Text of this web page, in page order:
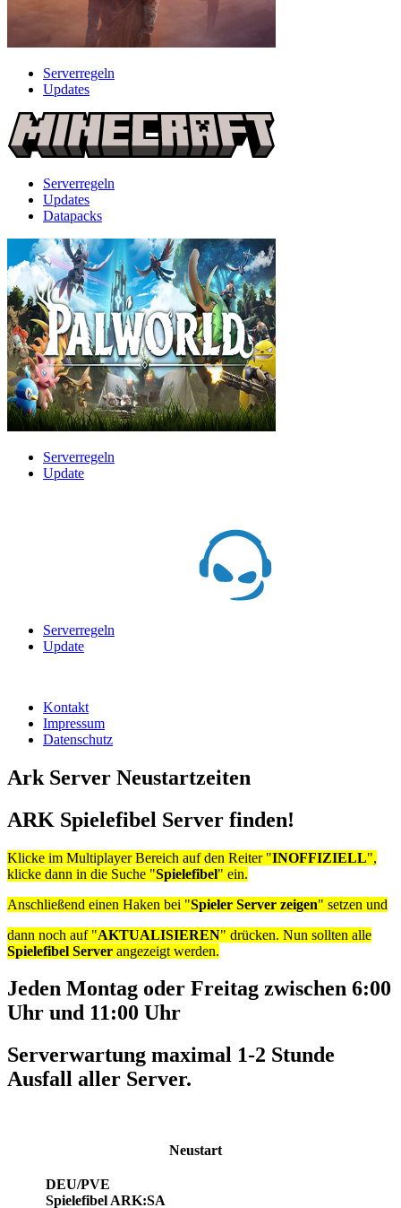
Serverregeln
Updates
Serverregeln
Updates
Datapacks
Serverregeln
Update
Serverregeln
Update
Kontakt
Impressum
Datenschutz
Ark Server Neustartzeiten
ARK Spielefibel Server finden!
Klicke im Multiplayer Bereich auf den Reiter "INOFFIZIELL",
klicke dann in die Suche "Spielefibel" ein.
Anschließend einen Haken bei "Spieler Server zeigen" setzen und
dann noch auf "AKTUALISIEREN" drücken. Nun sollten alle
Spielefibel Server angezeigt werden.
Jeden Montag oder Freitag zwischen 6:00
Uhr und 11:00 Uhr
Serverwartung maximal 1-2 Stunde
Ausfall aller Server.
Neustart
DEU/PVE
Spielefibel ARK:SA